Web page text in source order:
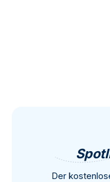
Der